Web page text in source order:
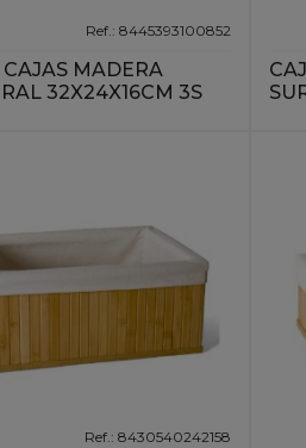
Ref.: 8445393100852
CAJAS MADERA
32X24X16CM 3S
Ref.: 8430540242158